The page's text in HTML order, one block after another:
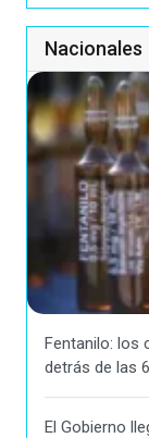
Nacionales
Fentanilo: los
detrás de las
El Gobierno